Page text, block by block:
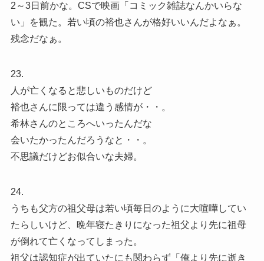
2～3日前かな。CSで映画「コミック雑誌なんかいらな
い」を観た。若い頃の裕也さんが格好いいんだよなぁ。
残念だなぁ。
23.
人が亡くなると悲しいものだけど
裕也さんに限っては違う感情が・・。
希林さんのところへいったんだな
会いたかったんだろうなと・・。
不思議だけどお似合いな夫婦。
24.
うちも父方の祖父母は若い頃毎日のように大喧嘩してい
たらしいけど、晩年寝たきりになった祖父より先に祖母
が倒れて亡くなってしまった。
祖父は認知症が出ていたにも関わらず「俺より先に逝き